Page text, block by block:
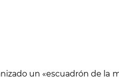
un «escuadrón de la